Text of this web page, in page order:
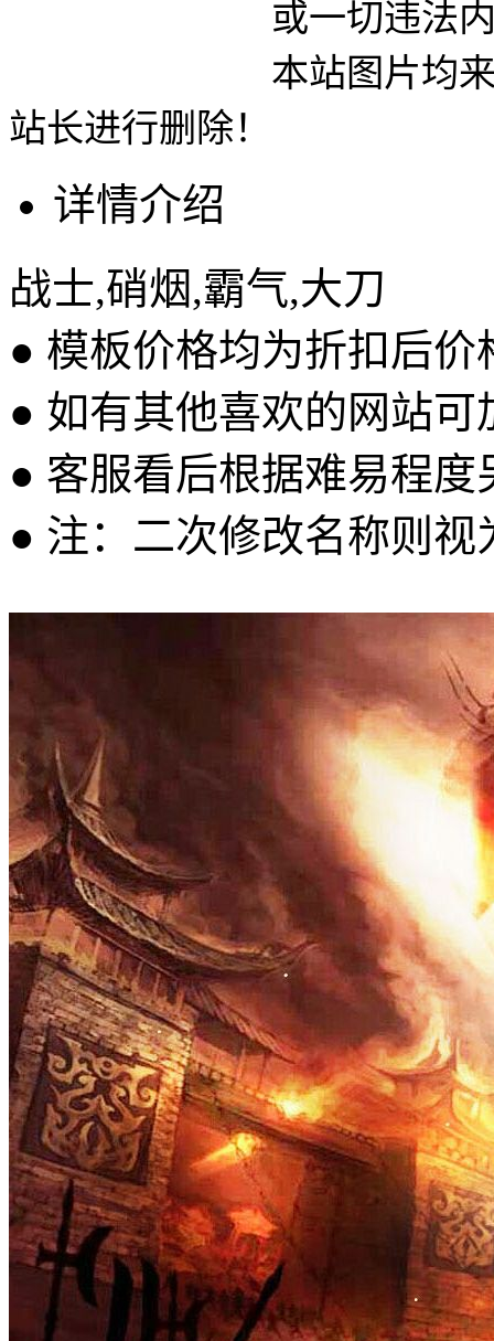
或一切违法内容使用
本站图片均来自网络
站长进行删除！
详情介绍
战士,硝烟,霸气,大刀
● 模板价格均为折扣后
● 如有其他喜欢的网站可
● 客服看后根据难易程
● 注：二次修改名称则